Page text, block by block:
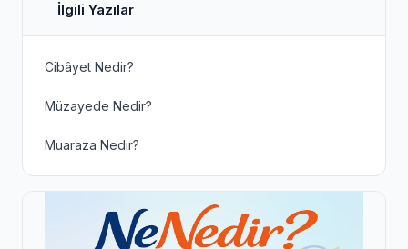
İlgili Yazılar
Cibâyet Nedir?
Müzayede Nedir?
Muaraza Nedir?